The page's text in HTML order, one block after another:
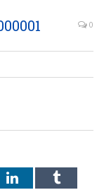
0
LinkedInTumblr